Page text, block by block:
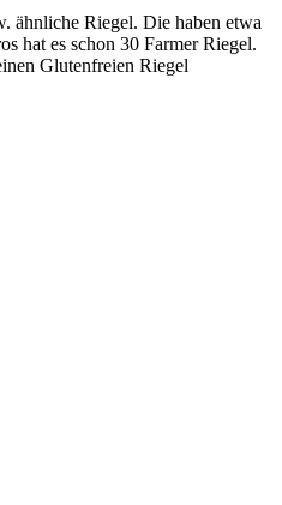
ähnliche Riegel. Die haben etwa
hat es schon 30 Farmer Riegel.
Glutenfreien Riegel